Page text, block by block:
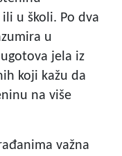
u školi. Po dva
u
jela iz
koji kažu da
na više
važna